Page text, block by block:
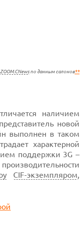
ZOOM.CNewsпо данным салонов**
наличием
новой
выполнен в таком
характерной
поддержки 3G –
CIF-экземпляром,